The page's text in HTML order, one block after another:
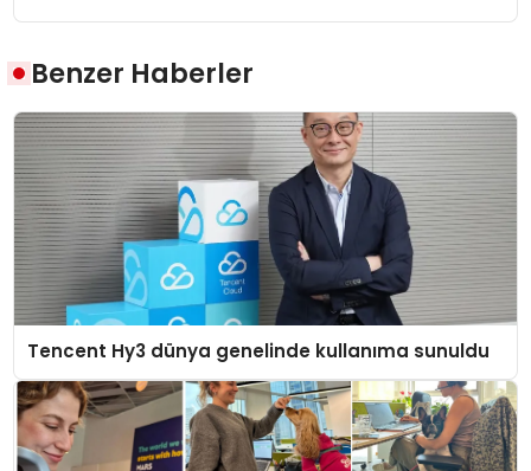
Benzer Haberler
Tencent Hy3 dünya genelinde kullanıma sunuldu